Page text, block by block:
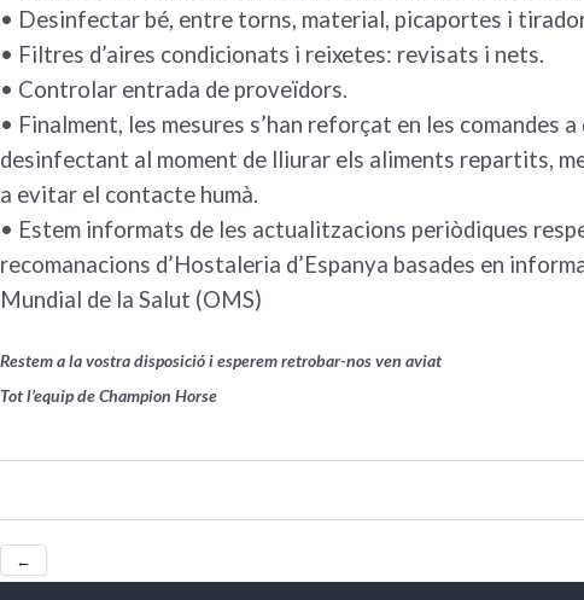
• Desinfectar bé, entre torns, material, picaportes i
• Filtres d’aires condicionats i reixetes: revisats i nets.
• Controlar entrada de proveïdors.
• Finalment, les mesures s’han reforçat en les comandes
desinfectant al moment de lliurar els aliments repartits,
a evitar el contacte humà.
• Estem informats de les actualitzacions periòdiques
recomanacions d’Hostaleria d’Espanya basades en
Mundial de la Salut (OMS)
Restem a la vostra disposició i esperem retrobar-nos ven aviat
Tot l’equip de Champion Horse
←